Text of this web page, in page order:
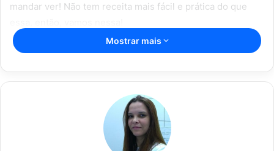
mandar ver! Não tem receita mais fácil e prática do que
Artigos relacionados
O prato que vai conquistar o seu
paladar: macarrão com creme de
batata
16/06/2023
Mostrar mais